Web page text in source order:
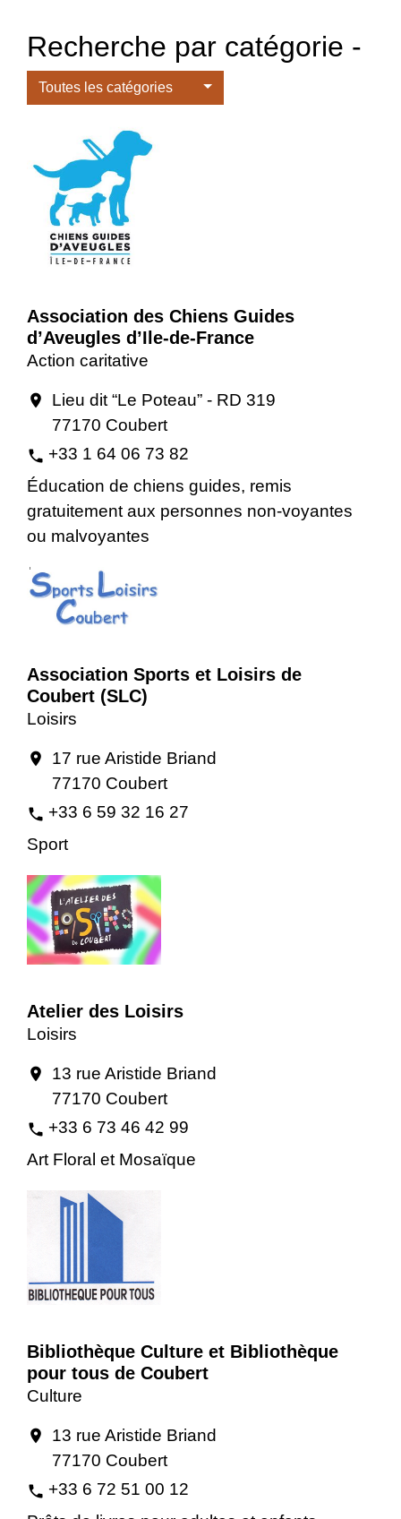
Recherche par catégorie -
Toutes les catégories
Association des Chiens Guides
d’Aveugles d’Ile-de-France
Action caritative
location_on
Lieu dit “Le Poteau” - RD 319
77170 Coubert
phone +33 1 64 06 73 82
Éducation de chiens guides, remis
gratuitement aux personnes non-voyantes
ou malvoyantes
Association Sports et Loisirs de
Coubert (SLC)
Loisirs
location_on
17 rue Aristide Briand
77170 Coubert
phone +33 6 59 32 16 27
Sport
Atelier des Loisirs
Loisirs
location_on
13 rue Aristide Briand
77170 Coubert
phone +33 6 73 46 42 99
Art Floral et Mosaïque
Bibliothèque Culture et Bibliothèque
pour tous de Coubert
Culture
location_on
13 rue Aristide Briand
77170 Coubert
phone +33 6 72 51 00 12